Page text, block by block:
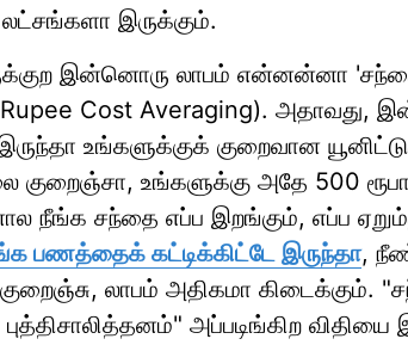
இருக்கும்.
இன்னொரு லாபம் என்னன்னா
Cost Averaging). அதாவது,
உங்களுக்குக் குறைவான
குறைஞ்சா, உங்களுக்கு அதே 500
நீங்க சந்தை எப்ப இறங்கும், எப்ப
பணத்தைக் கட்டிக்கிட்டே இருந்தா,
லாபம் அதிகமா கிடைக்கும்.
அப்படிங்கிற விதியை